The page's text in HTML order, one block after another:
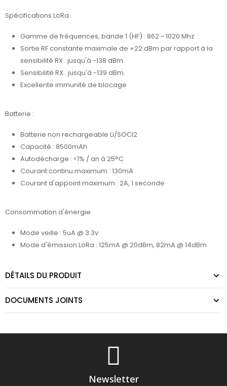
Spécifications LoRa
Gamme de fréquences, bande 1 (HF) : 862 ~ 1020 Mhz
Sortie RF constante maximale de +22 dBm par rapport à la
sensibilité RX : jusqu'à -138 dBm.
Sensibilité RX : jusqu'à -139 dBm.
Excellente immunité de blocage
Batterie :
Batterie non rechargeable Li/SOCI2
Capacité : 8500mAh
Autodécharge : <1% / an à 25°C
Courant continu maximum : 130mA
Courant d'appoint maximum : 2A, 1 seconde
Consommation d'énergie
Mode veille : 5uA @ 3.3v
Mode d'émission LoRa : 125mA @ 20dBm, 82mA @ 14dBm
DÉTAILS DU PRODUIT
DOCUMENTS JOINTS
Newsletter